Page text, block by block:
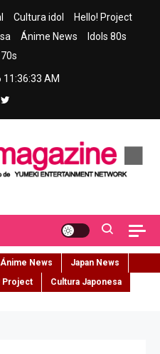
Cultura idol
Hello! Project
Ánime News
Idols 80s
11:36:34 AM
Ánime News
Japan News
Project
Cultura Japonesa